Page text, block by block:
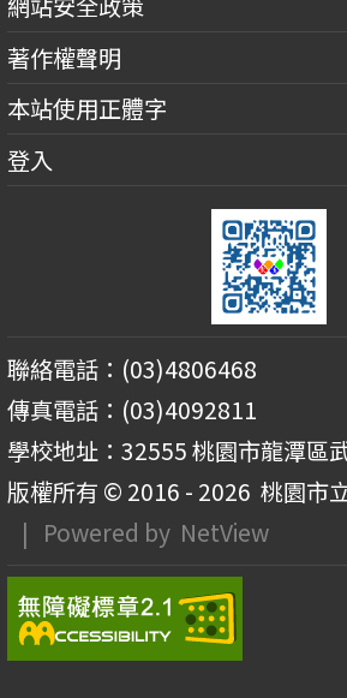
著作權聲明
本站使用正體字
登入
聯絡電話：(03)4806468
傳真電話：(03)4092811
學校地址：32555 桃園市龍潭區
版權所有 © 2016 - 2026 桃園市
| Powered by NetView